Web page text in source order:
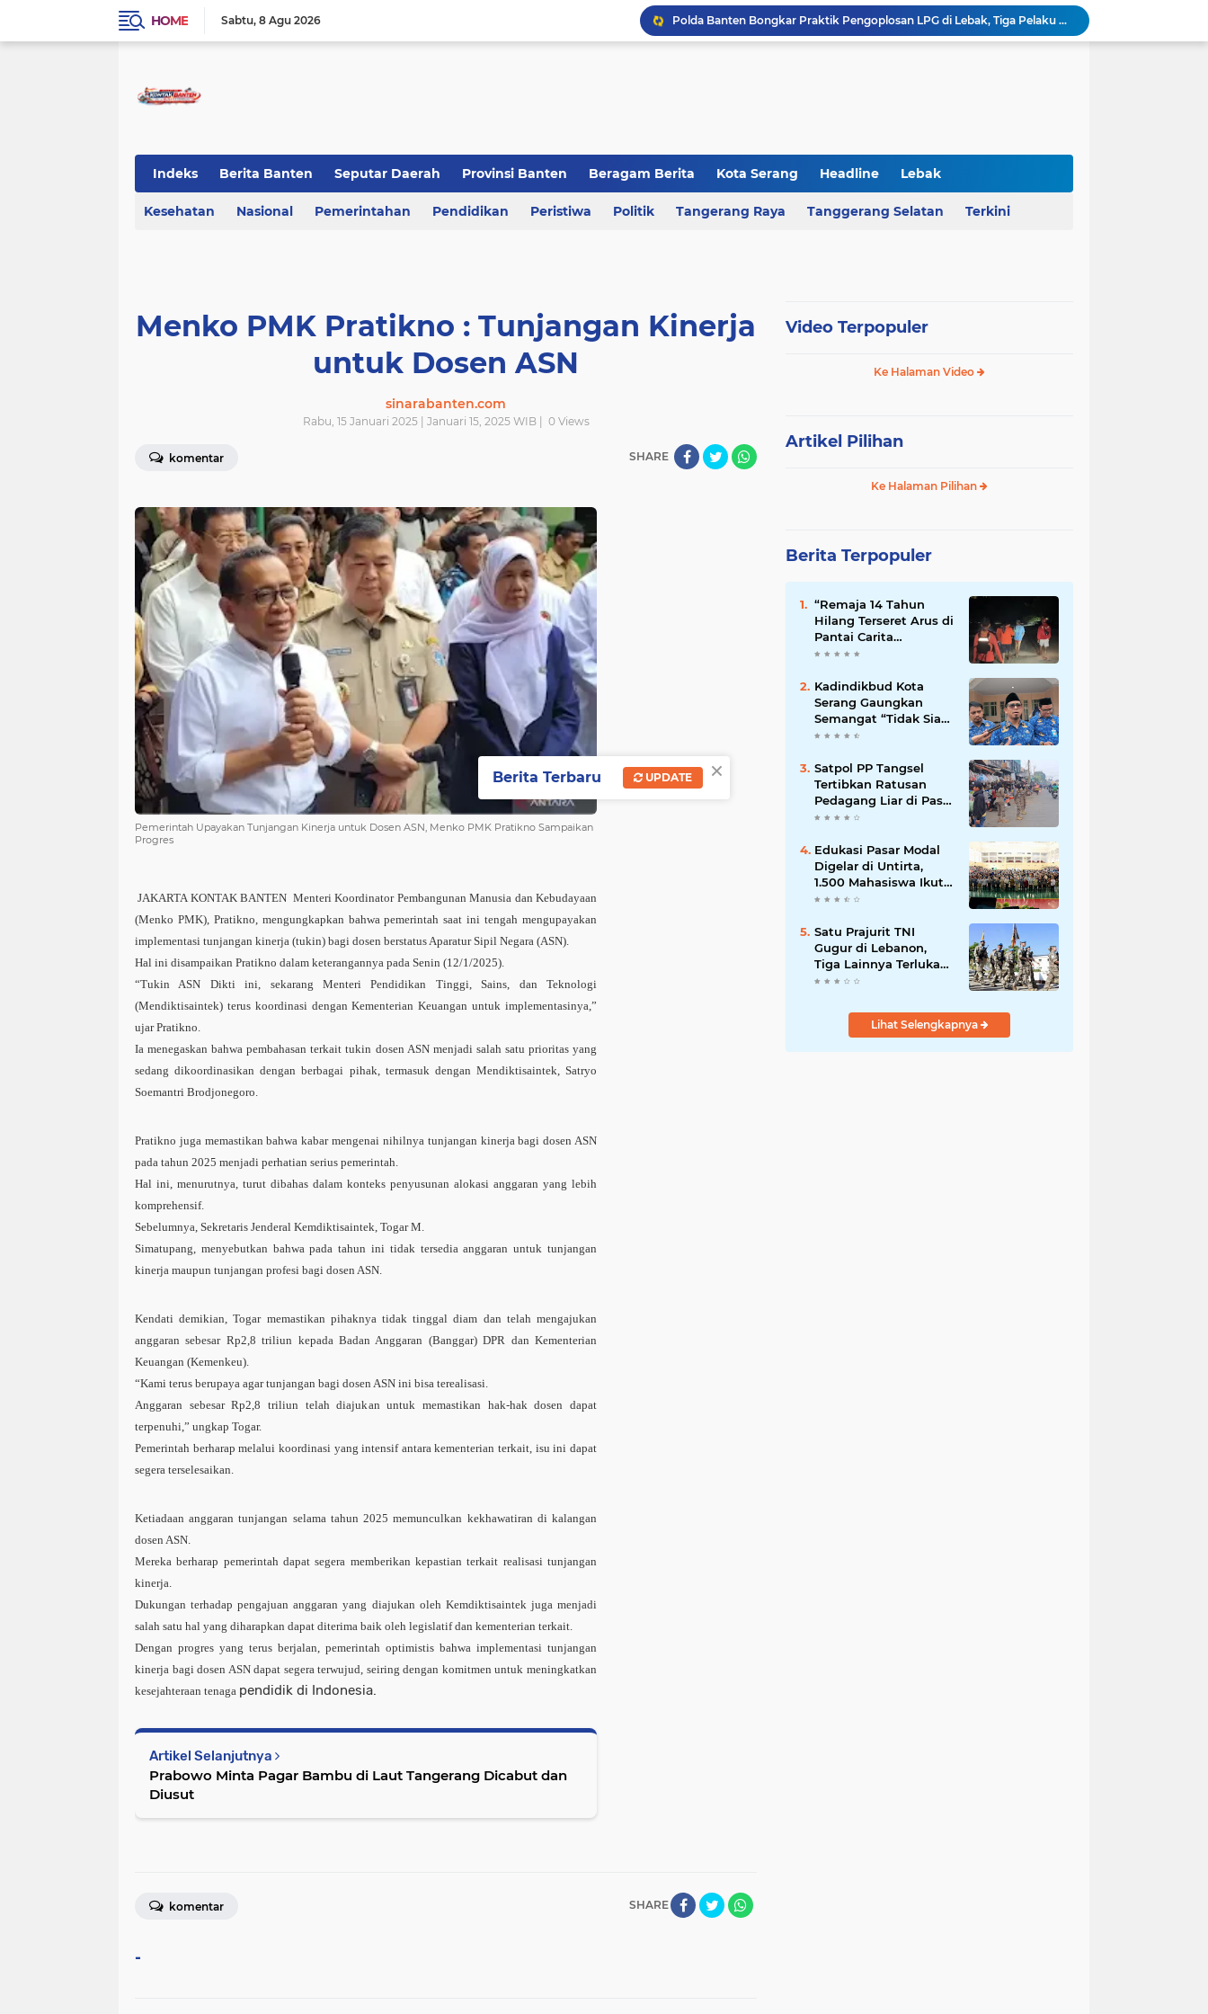
HOME Sabtu 8 Agu 2026
Polda Banten Bongkar Praktik Pengoplosan LPG di Lebak, Tiga Pelaku Diciduk
Kejati Banten Geledah Kantor PT ABM, Usut Dugaan Korupsi Program Banten Berkurban 2023
Sekda Serang Dorong Penempatan ASN Berbasis Kinerja Lewat Sistem Manajemen Talenta
Indeks Berita Banten Seputar Daerah Provinsi Banten Beragam Berita Kota Serang Headline Lebak
KOTA TANGERANG Regional Banten Berita Daerah Kriminal
Kesehatan Nasional Pemerintahan Pendidikan Peristiwa Politik Tangerang Raya Tanggerang Selatan Terkini
Menko PMK Pratikno : Tunjangan Kinerja
untuk Dosen ASN
sinarabanten.com
Rabu, 15 Januari 2025 | Januari 15, 2025 WIB | 0Views
komentar SHARE
Pemerintah Upayakan Tunjangan Kinerja untuk Dosen ASN, Menko PMK Pratikno Sampaikan
Progres
JAKARTA KONTAK BANTEN Menteri Koordinator Pembangunan Manusia dan Kebudayaan
(Menko PMK), Pratikno, mengungkapkan bahwa pemerintah saat ini tengah mengupayakan
implementasi tunjangan kinerja (tukin) bagi dosen berstatus Aparatur Sipil Negara (ASN).
Hal ini disampaikan Pratikno dalam keterangannya pada Senin (12/1/2025).
“Tukin ASN Dikti ini, sekarang Menteri Pendidikan Tinggi, Sains, dan Teknologi
(Mendiktisaintek) terus koordinasi dengan Kementerian Keuangan untuk implementasinya,”
ujar Pratikno.
Ia menegaskan bahwa pembahasan terkait tukin dosen ASN menjadi salah satu prioritas yang
sedang dikoordinasikan dengan berbagai pihak, termasuk dengan Mendiktisaintek, Satryo
Soemantri Brodjonegoro.
Pratikno juga memastikan bahwa kabar mengenai nihilnya tunjangan kinerja bagi dosen ASN
pada tahun 2025 menjadi perhatian serius pemerintah.
Hal ini, menurutnya, turut dibahas dalam konteks penyusunan alokasi anggaran yang lebih
komprehensif.
Sebelumnya, Sekretaris Jenderal Kemdiktisaintek, Togar M.
Simatupang, menyebutkan bahwa pada tahun ini tidak tersedia anggaran untuk tunjangan
kinerja maupun tunjangan profesi bagi dosen ASN.
Kendati demikian, Togar memastikan pihaknya tidak tinggal diam dan telah mengajukan
anggaran sebesar Rp2,8 triliun kepada Badan Anggaran (Banggar) DPR dan Kementerian
Keuangan (Kemenkeu).
“Kami terus berupaya agar tunjangan bagi dosen ASN ini bisa terealisasi.
Anggaran sebesar Rp2,8 triliun telah diajukan untuk memastikan hak-hak dosen dapat
terpenuhi,” ungkap Togar.
Pemerintah berharap melalui koordinasi yang intensif antara kementerian terkait, isu ini dapat
segera terselesaikan.
Ketiadaan anggaran tunjangan selama tahun 2025 memunculkan kekhawatiran di kalangan
dosen ASN.
Mereka berharap pemerintah dapat segera memberikan kepastian terkait realisasi tunjangan
kinerja.
Dukungan terhadap pengajuan anggaran yang diajukan oleh Kemdiktisaintek juga menjadi
salah satu hal yang diharapkan dapat diterima baik oleh legislatif dan kementerian terkait.
Dengan progres yang terus berjalan, pemerintah optimistis bahwa implementasi tunjangan
kinerja bagi dosen ASN dapat segera terwujud, seiring dengan komitmen untuk meningkatkan
kesejahteraan tenaga pendidik di Indonesia.
Artikel Selanjutnya
Prabowo Minta Pagar Bambu di Laut Tangerang Dicabut dan
Diusut
SHARE
komentar
-
Video Terpopuler
Ke Halaman Video
Artikel Pilihan
Ke Halaman Pilihan
Berita Terpopuler
“Remaja 14 Tahun
Hilang Terseret Arus di
Pantai Carita
Pandeglang”
Kadindikbud Kota
Serang Gaungkan
Semangat “Tidak Siap
untuk Diam”, Dorong
Responsif
Satpol PP Tangsel
Tertibkan Ratusan
Pedagang Liar di Pasar
Serpong, Ganggu Lalu
Edukasi Pasar Modal
Digelar di Untirta,
1.500 Mahasiswa Ikut
Sosialisasi OJK
Satu Prajurit TNI
Gugur di Lebanon,
Tiga Lainnya Terluka
dalam Serangan di
Lihat Selengkapnya
×
Berita Terbaru UPDATE